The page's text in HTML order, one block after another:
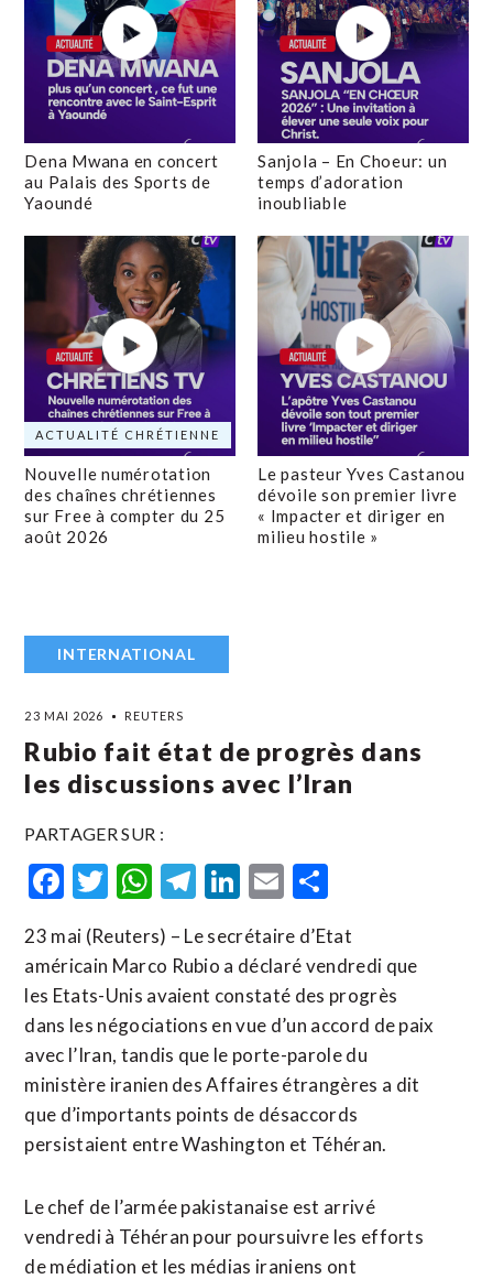
Dena Mwana en concert
au Palais des Sports de
Yaoundé
Sanjola – En Choeur: un
temps d’adoration
inoubliable
ACTUALITÉ CHRÉTIENNE
Nouvelle numérotation
des chaînes chrétiennes
sur Free à compter du 25
août 2026
Le pasteur Yves Castanou
dévoile son premier livre
« Impacter et diriger en
milieu hostile »
INTERNATIONAL
23 MAI 2026 REUTERS
Rubio fait état de progrès dans
les discussions avec l’Iran
PARTAGER SUR :
Facebook
Twitter
WhatsApp
Telegram
LinkedIn
Email
23 mai (Reuters) – Le secrétaire d’Etat
américain Marco Rubio a déclaré vendredi que
les Etats-Unis avaient constaté des progrès
dans les négociations en vue d’un accord de paix
avec l’Iran, tandis que ​le porte-parole ‌du
ministère iranien des Affaires ​étrangères a ⁠dit
que d’importants points de désaccords
persistaient entre ‌Washington et Téhéran.
Le ‌chef de l’armée pakistanaise est arrivé
vendredi à Téhéran pour poursuivre les efforts
de médiation et les médias iraniens ​ont